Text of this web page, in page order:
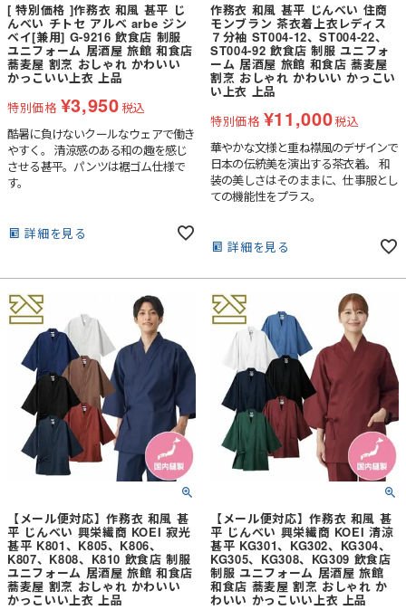
[ 特別価格 ]作務衣 和風 甚平 じ
んべい チトセ アルベ arbe ジン
ベイ[兼用] G-9216 飲食店 制服
ユニフォーム 居酒屋 旅館 和食店
蕎麦屋 割烹 おしゃれ かわいい
かっこいい上衣 上品
特別価格 ¥3,950税込
酷暑に負けないクールなウェアで働き
やすく。 清涼感のある和の趣を感じ
させる甚平。パンツは裾ゴム仕様で
す。
詳細を見る
作務衣 和風 甚平 じんべい 住商
モンブラン 茶衣着上衣レディス
７分袖 ST004-12、ST004-22、
ST004-92 飲食店 制服 ユニフォ
ーム 居酒屋 旅館 和食店 蕎麦屋
割烹 おしゃれ かわいい かっこい
い上衣 上品
特別価格 ¥11,000税込
華やかな文様と重ね襟風のデザインで
日本の伝統美を演出する茶衣着。 和
装の美しさはそのままに、仕事服とし
ての機能性をプラス。
詳細を見る
【メール便対応】作務衣 和風 甚
平 じんべい 興栄繊商 KOEI 寂光
甚平 K801、K805、K806、
K807、K808、K810 飲食店 制服
ユニフォーム 居酒屋 旅館 和食店
蕎麦屋 割烹 おしゃれ かわいい
かっこいい上衣 上品
【メール便対応】作務衣 和風 甚
平 じんべい 興栄繊商 KOEI 清涼
甚平 KG301、KG302、KG304、
KG305、KG308、KG309 飲食店
制服 ユニフォーム 居酒屋 旅館
和食店 蕎麦屋 割烹 おしゃれ か
わいい かっこいい上衣 上品